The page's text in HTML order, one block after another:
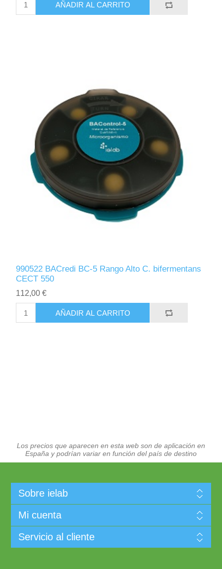
AÑADIR AL CARRITO
990522 BACredi BC-5 Rango Alto C. bifermentans
CECT 550
112,00 €
AÑADIR AL CARRITO
Los precios que aparecen en esta web son de aplicación en
España y podrían variar en función del país de destino
Sobre ielab
Mi cuenta
Servicio al cliente